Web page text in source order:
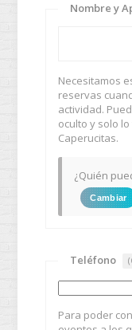
Nombre y
Necesitamos este dato para gestionar tus
reservas
actividad.
oculto y solo
Caperucitas.
¿Quién
Cambiar
Teléfono
Para poder contactar contigo y organizar los